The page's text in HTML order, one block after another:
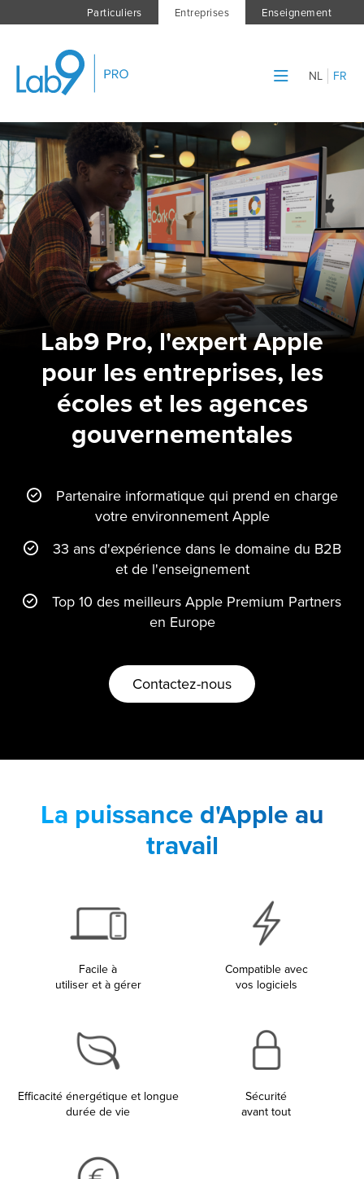
Particuliers Entreprises Enseignement
NL FR
Lab9 Pro, l'expert Apple
pour les entreprises, les
écoles et les agences
gouvernementales
Partenaire informatique qui prend en charge
votre environnement Apple
33 ans d'expérience dans le domaine du B2B
et de l'enseignement
Top 10 des meilleurs Apple Premium Partners
en Europe
Contactez-nous
La puissance d'Apple au
travail
Facile à
utiliser et à gérer
Compatible avec
vos logiciels
Efficacité énergétique et longue
durée de vie
Sécurité
avant tout